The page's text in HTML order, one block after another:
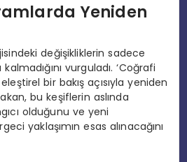
Yeniden
değişikliklerin sadece
kalmadığını vurguladı. ‘Coğrafi
bir bakış açısıyla yeniden
bu keşiflerin aslında
olduğunu ve yeni
yaklaşımın esas alınacağını